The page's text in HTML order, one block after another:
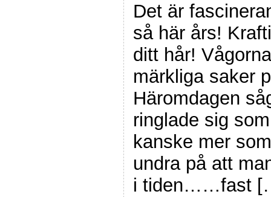
Det är
så här års!
ditt hår!
märkliga saker
Häromdagen
ringlade sig
kanske mer
undra på att
i tiden……fast